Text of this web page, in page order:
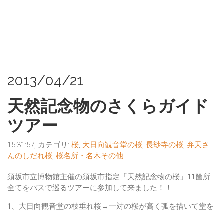
2013/04/21
天然記念物のさくらガイド
ツアー
15:31:57, カテゴリ: 桜, 大日向観音堂の桜, 長玅寺の桜, 弁天さ
んのしだれ桜, 桜名所・名木その他
須坂市立博物館主催の須坂市指定「天然記念物の桜」11箇所
全てをバスで巡るツアーに参加して来ました！！
1、大日向観音堂の枝垂れ桜→一対の桜が高く弧を描いて堂を